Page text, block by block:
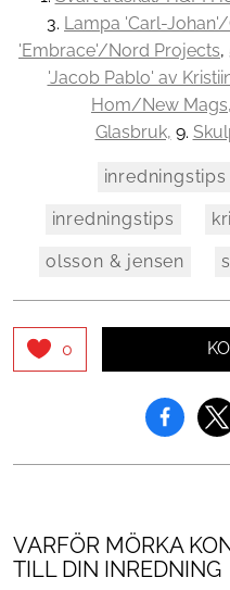
3. Lampa 'Carl-
'Embrace'/Nord Projects,
'Jacob Pablo' av
Hom/New Mags,
Glasbruk, 9.
inredningstips
inredningstips
olsson & jensen
0
VARFÖR MÖRKA
TILL DIN INREDNING